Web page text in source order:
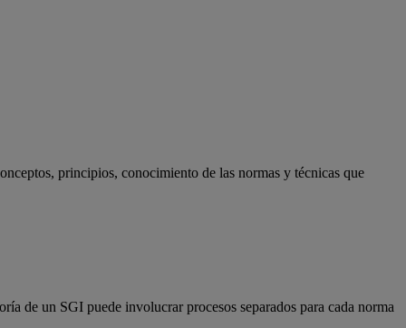
principios, conocimiento de las normas y técnicas que
de un SGI puede involucrar procesos separados para cada norma